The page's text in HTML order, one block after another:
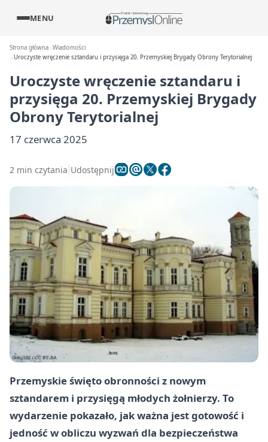
MENU
Strona główna Wiadomości
Uroczyste wręczenie sztandaru i przysięga 20. Przemyskiej Brygady Obrony Terytorialnej
Uroczyste wręczenie sztandaru i
przysięga 20. Przemyskiej Brygady
Obrony Terytorialnej
17 czerwca 2025
2 min czytania Udostępnij
Przemyskie święto obronności z nowym
sztandarem i przysięgą młodych żołnierzy. To
wydarzenie pokazało, jak ważna jest gotowość i
jedność w obliczu wyzwań dla bezpieczeństwa